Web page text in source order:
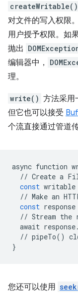
createWritable()
对文件的写入权限
用户授予权限。如
抛出
编辑器中，
理。
write() 方法采用
但它也可以接受
个流直接通过管道
async function
// Create a
const writable
// Make an
const response
// Stream the
await response.
// pipeTo()
}
您还可以使用